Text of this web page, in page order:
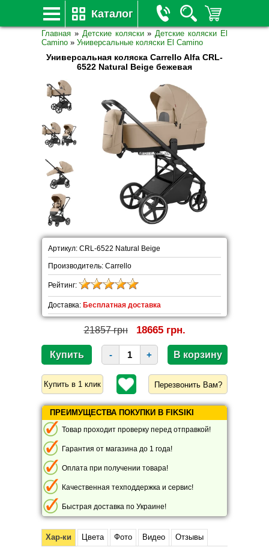
Каталог
Главная » Детские коляски »Детские коляски El
Camino » Универсальные коляски El Camino
Универсальная коляска Carrello Alfa CRL-
6522 Natural Beige бежевая
Артикул: CRL-6522 Natural Beige
Производитель: Carrello
Рейтинг:
Доставка: Бесплатная доставка
21857 грн 18665 грн.
- +
Перезвонить Вам?
ПРЕИМУЩЕСТВА ПОКУПКИ В FIKSIKI
Товар проходит проверку перед отправкой!
Гарантия от магазина до 1 года!
Оплата при получении товара!
Качественная техподдержка и сервис!
Быстрая доставка по Украине!
Хар-ки Цвета Фото Видео Отзывы